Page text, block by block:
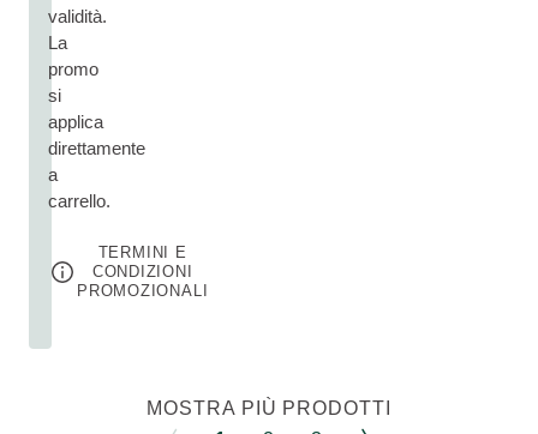
validità.
La
promo
si
applica
direttamente
a
carrello.
TERMINI E
CONDIZIONI
PROMOZIONALI
MOSTRA PIÙ PRODOTTI